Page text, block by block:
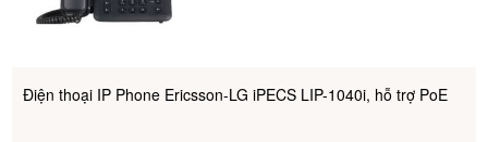
Điện thoại IP Phone Ericsson-LG iPECS LIP-1040i, hỗ trợ PoE